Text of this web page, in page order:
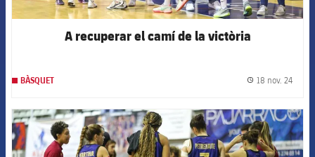
A recuperar el camí de la victòria
BÀSQUET 18 nov. 24
FCB Barcelona badge